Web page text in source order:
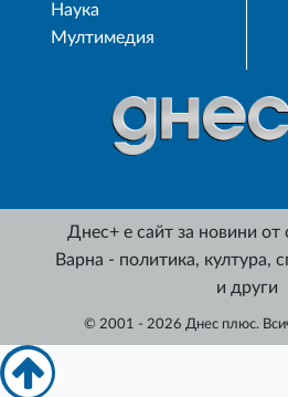
Наука
Мултимедия
Днес+ е сайт за новини от
Варна - политика, култура,
и други
© 2001 - 2026 Днес плюс.